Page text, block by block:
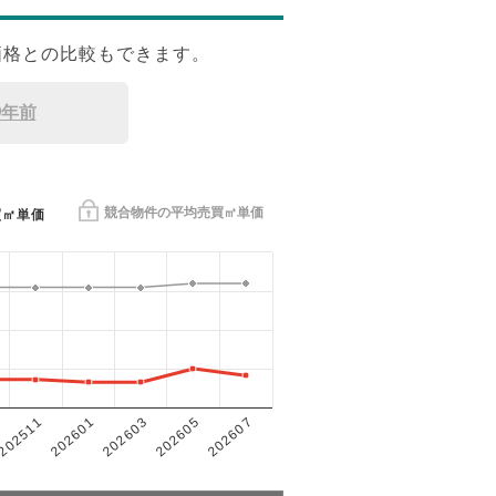
との比較もできます。
前
競合物件の平均売買㎡単価
単価
202601202603 202605 202607